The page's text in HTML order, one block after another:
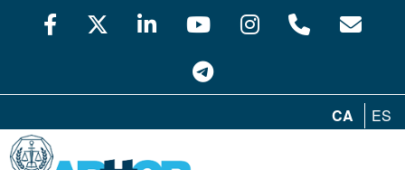
CA ES